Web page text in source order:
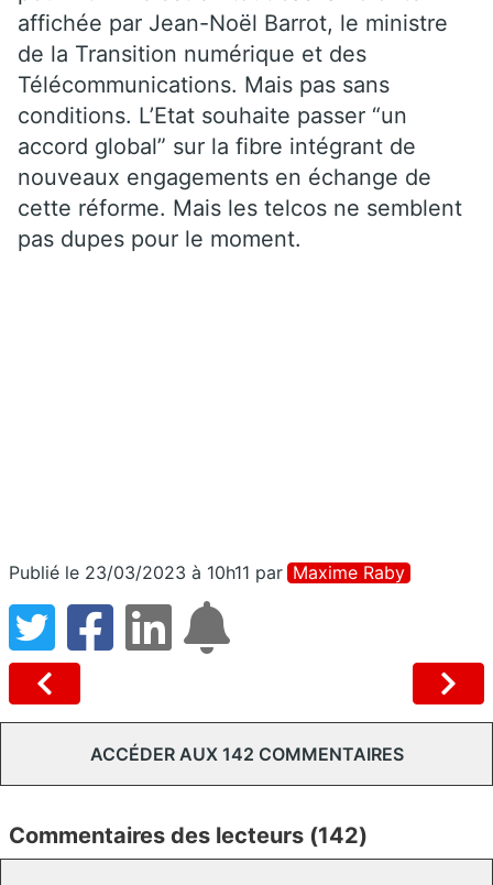
affichée par Jean-Noël Barrot, le ministre
de la Transition numérique et des
Télécommunications. Mais pas sans
conditions. L’Etat souhaite passer “un
accord global” sur la fibre intégrant de
nouveaux engagements en échange de
cette réforme. Mais les telcos ne semblent
pas dupes pour le moment.
Publié le 23/03/2023 à 10h11 par Maxime Raby
ACCÉDER AUX 142 COMMENTAIRES
Commentaires des lecteurs (142)